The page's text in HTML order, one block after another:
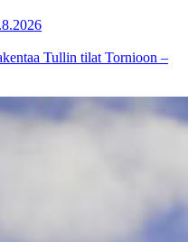
Tullin tilat Tornioon –